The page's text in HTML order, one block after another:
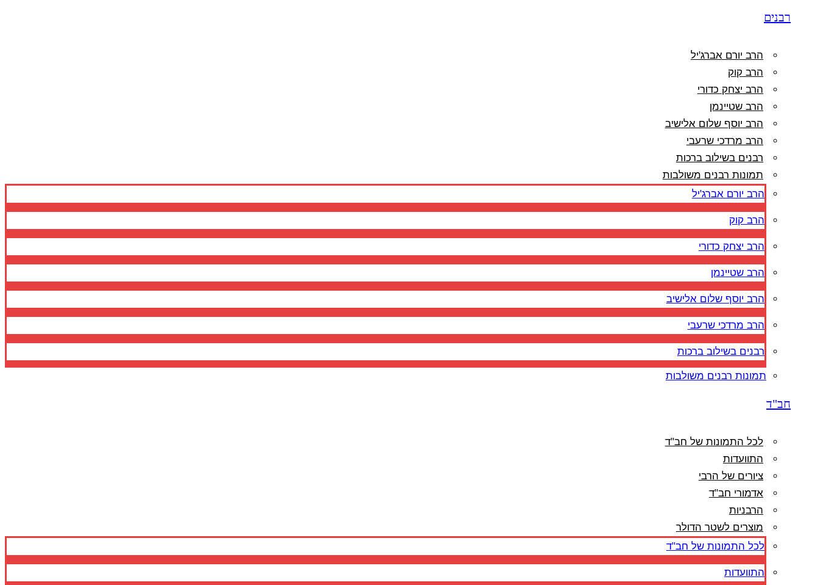
רבנים
הרב יורם אברג'יל
הרב קוק
הרב יצחק כדורי
הרב שטיינמן
הרב יוסף שלום אלישיב
הרב מרדכי שרעבי
רבנים בשילוב ברכות
תמונות רבנים משולבות
הרב יורם אברג'יל
הרב קוק
הרב יצחק כדורי
הרב שטיינמן
הרב יוסף שלום אלישיב
הרב מרדכי שרעבי
רבנים בשילוב ברכות
תמונות רבנים משולבות
חב"ד
לכל התמונות של חב"ד
התוועדות
ציורים של הרבי
אדמורי חב"ד
הרבניות
מוצרים לשטר הדולר
לכל התמונות של חב"ד
התוועדות